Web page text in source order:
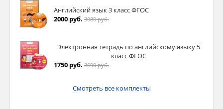
Английский язык 3 класс ФГОС
2000 руб. 3080 руб.
Электронная тетрадь по английскому языку 5
класс ФГОС
1750 руб. 2690 руб.
Смотреть все комплекты